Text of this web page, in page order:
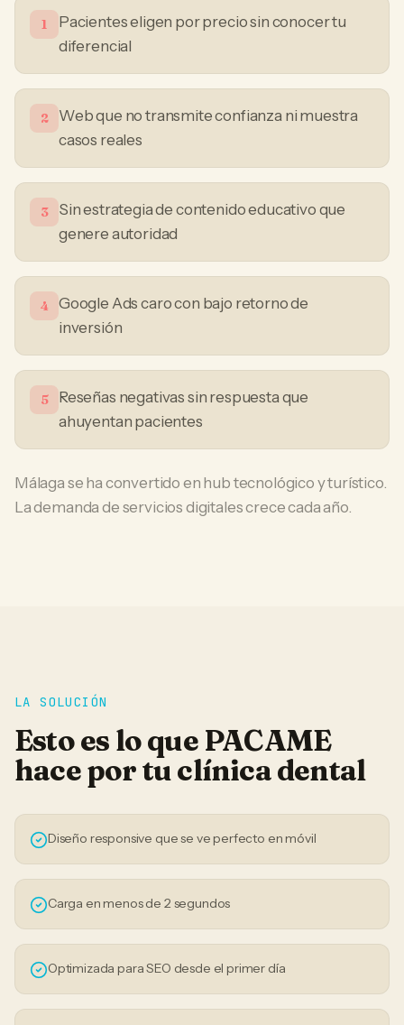
1
Pacientes eligen por precio sin conocer tu
diferencial
2
Web que no transmite confianza ni muestra
casos reales
3
Sin estrategia de contenido educativo que
genere autoridad
4
Google Ads caro con bajo retorno de
inversión
5
Reseñas negativas sin respuesta que
ahuyentan pacientes
Málaga se ha convertido en hub tecnológico y turístico.
La demanda de servicios digitales crece cada año.
LA SOLUCIÓN
Esto es lo que PACAME
hace por tuclínica dental
Diseño responsive que se ve perfecto en móvil
Carga en menos de 2 segundos
Optimizada para SEO desde el primer día